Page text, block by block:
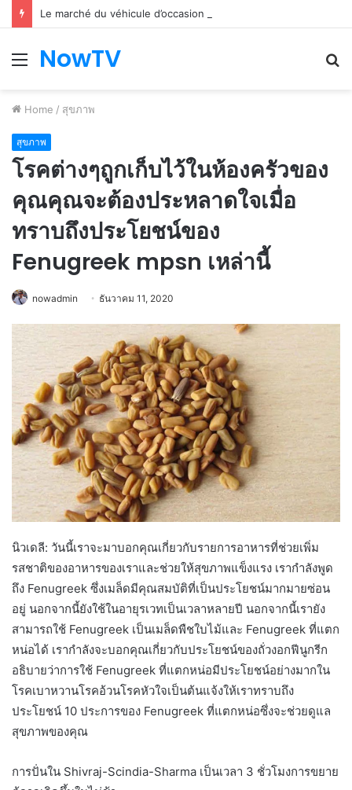
Le marché du véhicule d’occasion en plein essor
Menu
NowTV
Home / สุขภาพ
สุขภาพ
โรคต่างๆถูกเก็บไว้ในห้องครัวของ
คุณคุณจะต้องประหลาดใจเมื่อ
ทราบถึงประโยชน์ของ
Fenugreek mpsn เหล่านี้
nowadmin ธันวาคม 11, 2020
นิวเดลี: วันนี้เราจะมาบอกคุณเกี่ยวกับรายการอาหารที่ช่วยเพิ่ม
รสชาติของอาหารของเราและช่วยให้สุขภาพแข็งแรง เรากำลังพูด
ถึง Fenugreek ซึ่งเมล็ดมีคุณสมบัติที่เป็นประโยชน์มากมายซ่อน
อยู่ นอกจากนี้ยังใช้ในอายุรเวทเป็นเวลาหลายปี นอกจากนี้เรายัง
สามารถใช้ Fenugreek เป็นเมล็ดพืชใบไม้และ Fenugreek ที่แตก
หน่อได้ เรากำลังจะบอกคุณเกี่ยวกับประโยชน์ของถั่วงอกฟีนูกรีก
อธิบายว่าการใช้ Fenugreek ที่แตกหน่อมีประโยชน์อย่างมากใน
โรคเบาหวานโรคอ้วนโรคหัวใจเป็นต้นแจ้งให้เราทราบถึง
ประโยชน์ 10 ประการของ Fenugreek ที่แตกหน่อซึ่งจะช่วยดูแล
สุขภาพของคุณ
การปั่นใน Shivraj-Scindia-Sharma เป็นเวลา 3 ชั่วโมงการขยาย